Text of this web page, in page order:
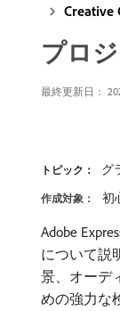
Creative
プロ
最終更新日：
トピック： グ
作成対象： 初
Adobe
について説
景、オーデ
めの強力な